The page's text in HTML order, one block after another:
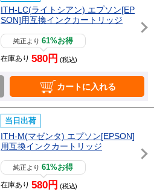
ITH-LC(ライトシアン) エプソン[EP
SON]用互換インクカートリッジ
純正より61%お得
在庫あり 580円 (税込)
カートに入れる
当日出荷
ITH-M(マゼンタ) エプソン[EPSON]
用互換インクカートリッジ
純正より61%お得
在庫あり 580円 (税込)